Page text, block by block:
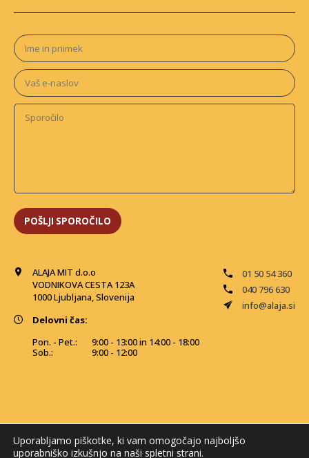
ALAJA MIT d.o.o
VODNIKOVA CESTA 123A
1000 Ljubljana, Slovenija
01 50 54 360
040 796 630
info@alaja.si
Delovni čas:
Pon. - Pet.:
Sob.:
9:00 - 13:00 in 14:00 - 18:00
9:00 - 12:00
Uporabljamo piškotke, ki vam omogočajo najboljšo
uporabniško izkušnjo na naši spletni strani.